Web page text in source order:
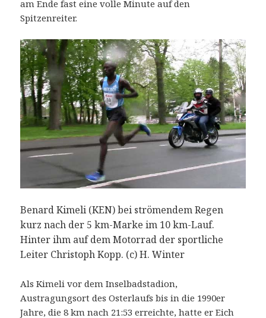
am Ende fast eine volle Minute auf den
Spitzenreiter.
Benard Kimeli (KEN) bei strömendem Regen
kurz nach der 5 km-Marke im 10 km-Lauf.
Hinter ihm auf dem Motorrad der sportliche
Leiter Christoph Kopp. (c) H. Winter
Als Kimeli vor dem Inselbadstadion,
Austragungsort des Osterlaufs bis in die 1990er
Jahre, die 8 km nach 21:53 erreichte, hatte er Eich